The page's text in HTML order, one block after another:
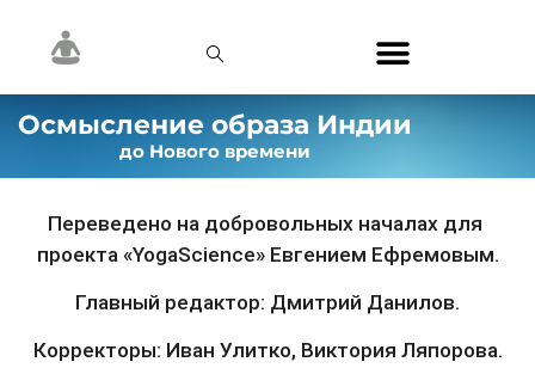
Осмысление образа Индии
до Нового времени
Переведено на добровольных началах для
проекта «YogaScience» Евгением Ефремовым.
Главный редактор: Дмитрий Данилов.
Корректоры: Иван Улитко, Виктория Ляпорова.